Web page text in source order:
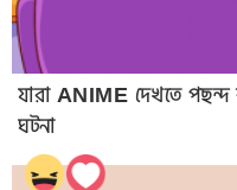
যারা ANIME দেখতে পছন্দ
ঘটনা